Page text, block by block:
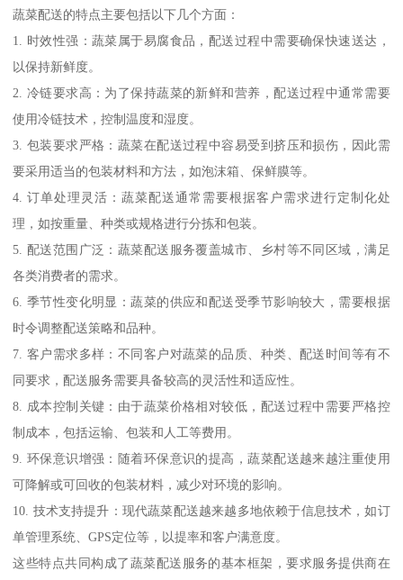
蔬菜配送的特点主要包括以下几个方面：
1. 时效性强：蔬菜属于易腐食品，配送过程中需要确保快速送达，
以保持新鲜度。
2. 冷链要求高：为了保持蔬菜的新鲜和营养，配送过程中通常需要
使用冷链技术，控制温度和湿度。
3. 包装要求严格：蔬菜在配送过程中容易受到挤压和损伤，因此需
要采用适当的包装材料和方法，如泡沫箱、保鲜膜等。
4. 订单处理灵活：蔬菜配送通常需要根据客户需求进行定制化处
理，如按重量、种类或规格进行分拣和包装。
5. 配送范围广泛：蔬菜配送服务覆盖城市、乡村等不同区域，满足
各类消费者的需求。
6. 季节性变化明显：蔬菜的供应和配送受季节影响较大，需要根据
时令调整配送策略和品种。
7. 客户需求多样：不同客户对蔬菜的品质、种类、配送时间等有不
同要求，配送服务需要具备较高的灵活性和适应性。
8. 成本控制关键：由于蔬菜价格相对较低，配送过程中需要严格控
制成本，包括运输、包装和人工等费用。
9. 环保意识增强：随着环保意识的提高，蔬菜配送越来越注重使用
可降解或可回收的包装材料，减少对环境的影响。
10. 技术支持提升：现代蔬菜配送越来越多地依赖于信息技术，如订
单管理系统、GPS定位等，以提率和客户满意度。
这些特点共同构成了蔬菜配送服务的基本框架，要求服务提供商在